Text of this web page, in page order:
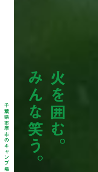
火を囲む。
みんな笑う。
千葉県市原市のキャンプ場